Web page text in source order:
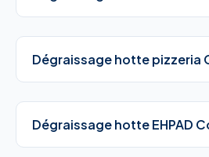
Dégraissage hotte pizzeria
Dégraissage hotte EHPAD